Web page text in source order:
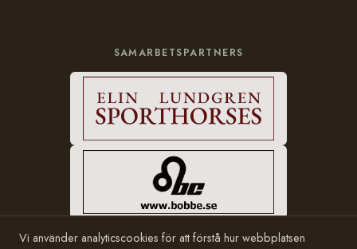
SAMARBETSPARTNERS
Vi använder analyticscookies för att förstå hur webbplatsen